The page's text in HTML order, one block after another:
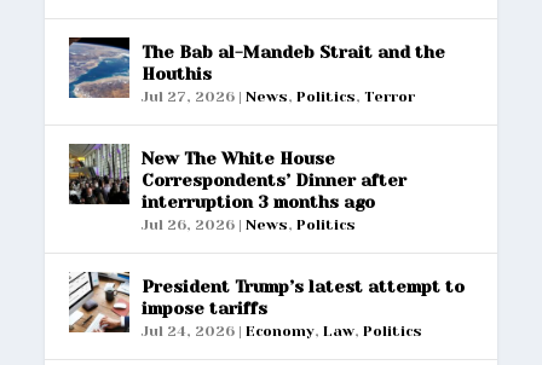
The Bab al-Mandeb Strait and the
Houthis
Jul 27, 2026 |News,Politics,Terror
New The White House
Correspondents’ Dinner after
interruption 3 months ago
Jul 26, 2026 |News,Politics
President Trump’s latest attempt to
impose tariffs
Jul 24, 2026 |Economy,Law,Politics